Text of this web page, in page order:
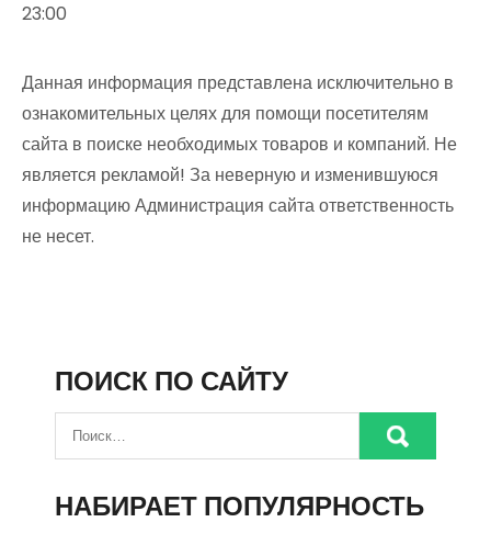
23:00
Данная информация представлена исключительно в
ознакомительных целях для помощи посетителям
сайта в поиске необходимых товаров и компаний. Не
является рекламой! За неверную и изменившуюся
информацию Администрация сайта ответственность
не несет.
ПОИСК ПО САЙТУ
НАБИРАЕТ ПОПУЛЯРНОСТЬ